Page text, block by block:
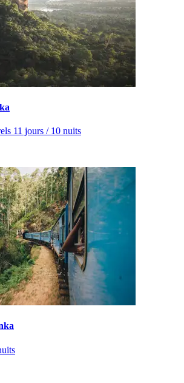
11 jours / 10 nuits